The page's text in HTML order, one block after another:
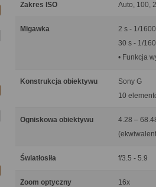
Zakres ISO Auto, 100,
Migawka
2 s - 1/
30 s - 1/
• Funkcja
Konstrukcja obiektywu
Sony G
10
Ogniskowa obiektywu
4.28 –
Światłosiła f/3.5 - 5.9
Zoom optyczny 16x